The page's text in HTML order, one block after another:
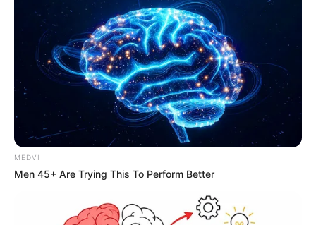
MEDVI
Men 45+ Are Trying This To Perform Better